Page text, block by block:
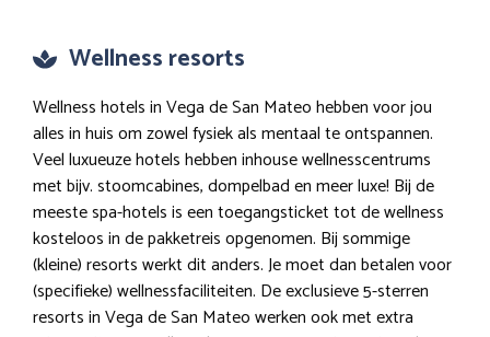
Wellness resorts
Wellness hotels in Vega de San Mateo hebben voor jou
alles in huis om zowel fysiek als mentaal te ontspannen.
Veel luxueuze hotels hebben inhouse wellnesscentrums
met bijv. stoomcabines, dompelbad en meer luxe! Bij de
meeste spa-hotels is een toegangsticket tot de wellness
kosteloos in de pakketreis opgenomen. Bij sommige
(kleine) resorts werkt dit anders. Je moet dan betalen voor
(specifieke) wellnessfaciliteiten. De exclusieve 5-sterren
resorts in Vega de San Mateo werken ook met extra